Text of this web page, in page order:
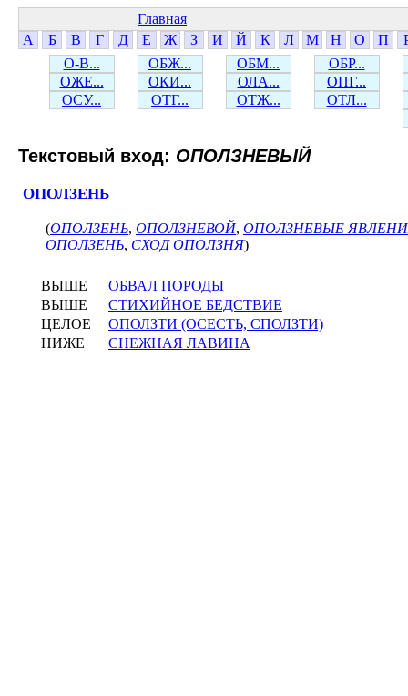
Главная
А
Б В Г Д Е Ж З И Й К Л М Н О П
О-В...
ОБЖ... ОБМ...
ОБР...
ОЖЕ...
ОКИ... ОЛА...
ОПГ...
ОСУ...
ОТГ... ОТЖ... ОТЛ...
Текстовый вход: ОПОЛЗНЕВЫЙ
ОПОЛЗЕНЬ
(ОПОЛЗЕНЬ, ОПОЛЗНЕВОЙ, ОПОЛЗНЕВЫЕ
ОПОЛЗЕНЬ, СХОД ОПОЛЗНЯ)
ВЫШЕ
ОБВАЛ ПОРОДЫ
ВЫШЕ
СТИХИЙНОЕ БЕДСТВИЕ
ЦЕЛОЕ
ОПОЛЗТИ (ОСЕСТЬ, СПОЛЗТИ)
НИЖЕ
СНЕЖНАЯ ЛАВИНА